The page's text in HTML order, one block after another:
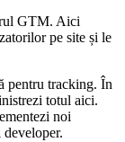
GTM. Aici
pe site și le
pentru tracking. În
totul aici.
noi